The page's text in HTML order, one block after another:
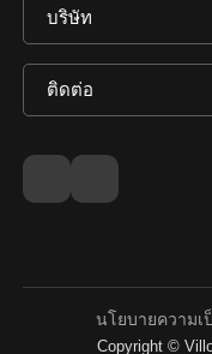
บริษัท
ติดต่อ
Copyright ©
นโยบายความเ